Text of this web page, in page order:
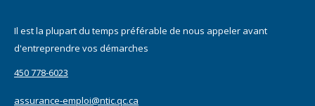
Il est la plupart du temps préférable de nous appeler avant
d'entreprendre vos démarches
450 778-6023
assurance-emploi@ntic.qc.ca